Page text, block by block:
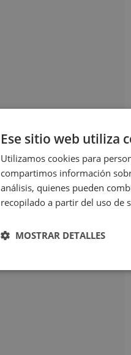
Ese sitio web utiliza
Utilizamos cookies para
compartimos información
análisis, quienes pueden
recopilado a partir del uso de
MOSTRAR DETALLES